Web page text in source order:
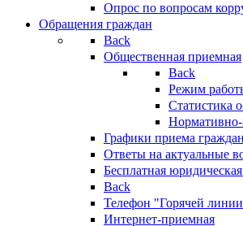
Опрос по вопросам
Обращения граждан
Back
Общественная приемная
Back
Режим
Статистика
Графики приема граждан
Ответы на актуальные
Бесплатная
Back
Телефон "Горячей
Интернет-приемная